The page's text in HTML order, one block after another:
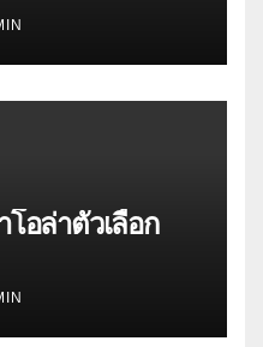
โอล่าตัวเลือก